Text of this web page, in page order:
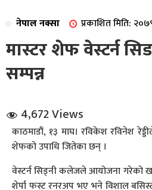
संवाद
नेपाल नक्सा प्रकाशित मिति:
मास्टर शेफ वेस्टर्न
सम्पन्न
4,672 Views
काठमाडौं, १३ माघ। रविकेश रविनेश
शेफको उपाधि जितेका छन् ।
वेस्टर्न सिड्नी कलेजले आयोजना गरेको
शेर्पा फस्ट रनरअप भए भने विशाल